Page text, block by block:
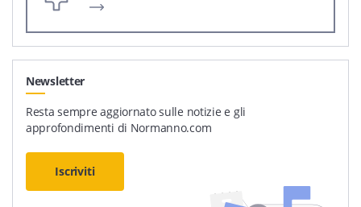
Newsletter
Resta sempre aggiornato sulle notizie e gli
approfondimenti di Normanno.com
Iscriviti